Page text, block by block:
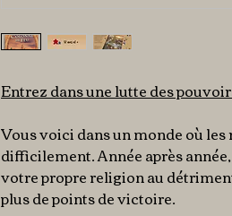
Entrez dans une lutte des
Vous voici dans un monde où
difficilement. Année après
votre propre religion au
plus de points de victoire.